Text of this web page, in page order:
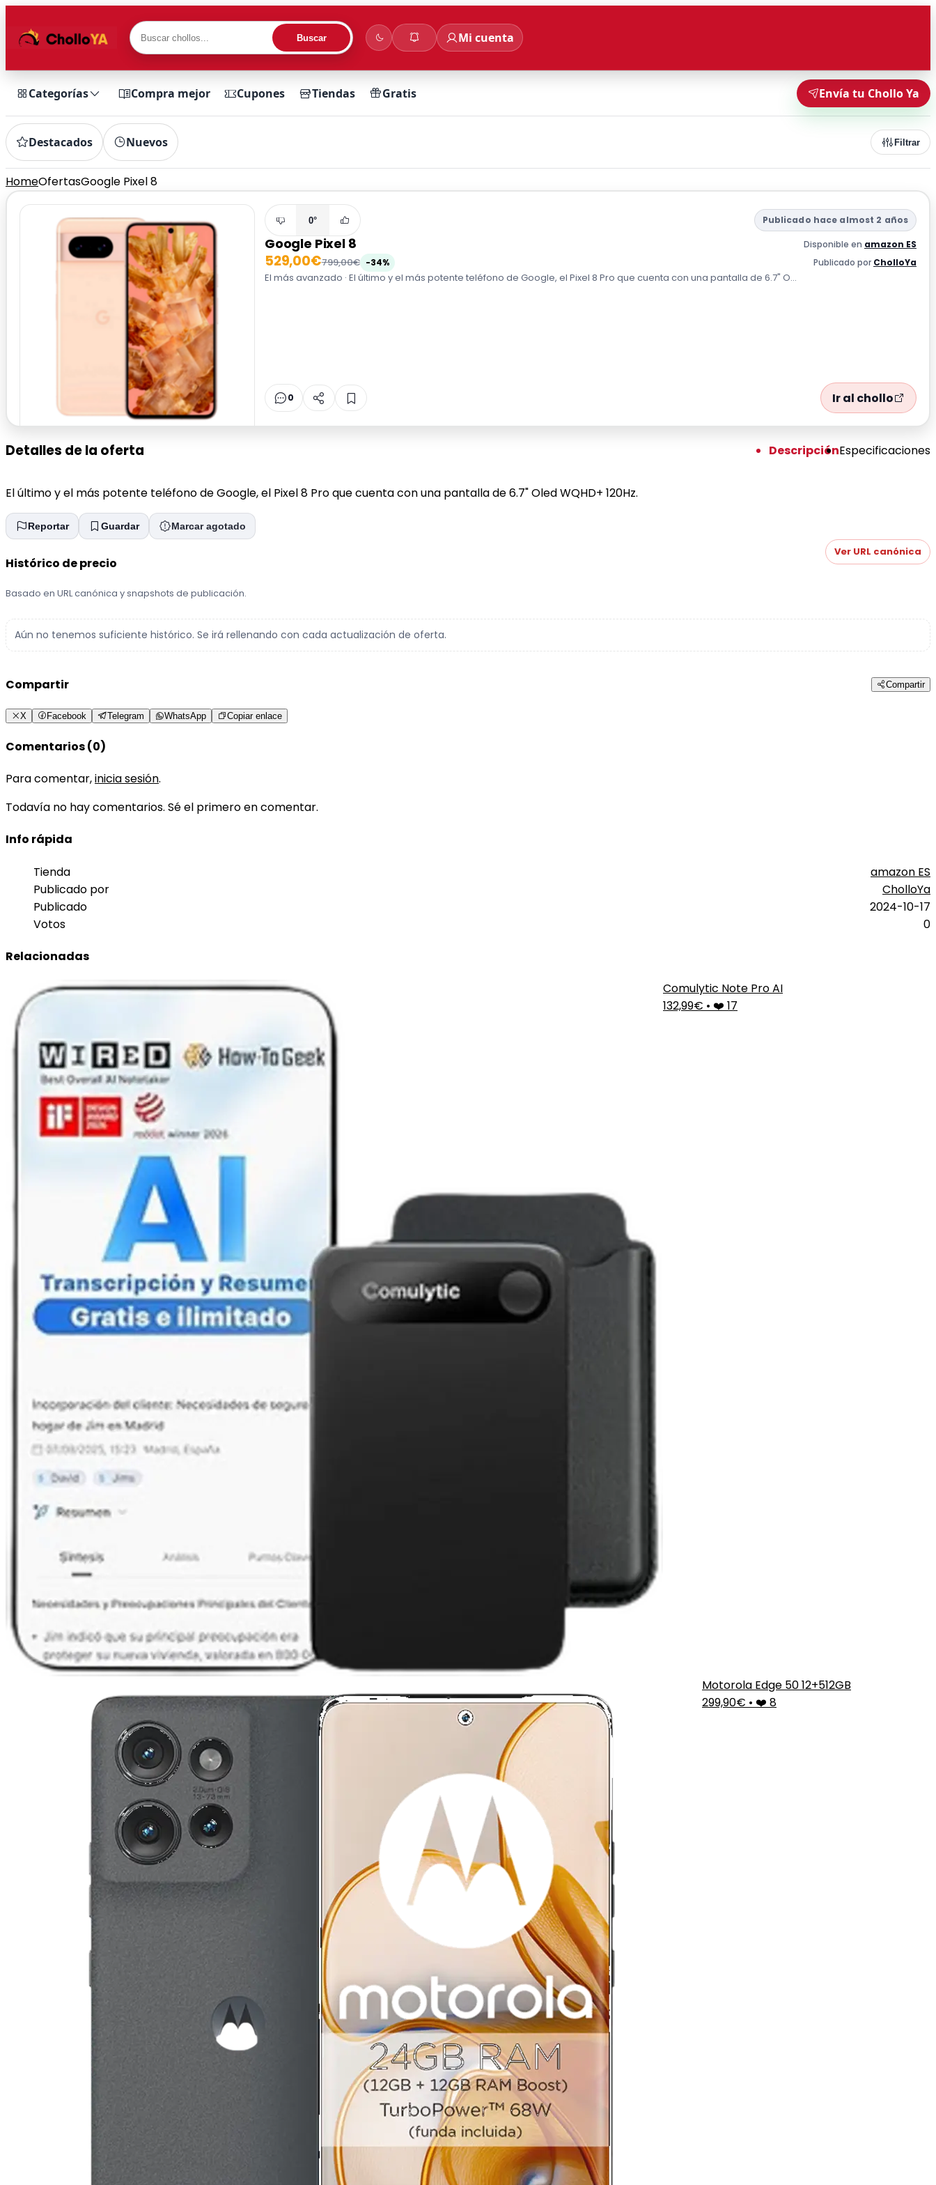
Buscar Mi cuenta
Categorías Compra mejor Cupones Tiendas Gratis Envía tu Chollo Ya
Destacados Nuevos Filtrar
HomeOfertasGoogle Pixel 8
0° Publicado hace almost 2 años
Google Pixel 8 Disponible en amazon ES
529,00€799,00€ -34% Publicado por CholloYa
El más avanzado · El último y el más potente teléfono de Google, el Pixel 8 Pro que cuenta con una pantalla de 6.7" O...
0 Ir al chollo
Detalles de la oferta DescripciónEspecificaciones
El último y el más potente teléfono de Google, el Pixel 8 Pro que cuenta con una pantalla de 6.7" Oled WQHD+ 120Hz.
Reportar Guardar Marcar agotado
Histórico de precio
Basado en URL canónica y snapshots de publicación.
Ver URL canónica
Aún no tenemos suficiente histórico. Se irá rellenando con cada actualización de oferta.
Compartir Compartir
X Facebook Telegram WhatsApp Copiar enlace
Comentarios (0)
Para comentar,inicia sesión.
Todavía no hay comentarios. Sé el primero en comentar.
Info rápida
Tienda
amazon ES
Publicado por
CholloYa
Publicado
2024-10-17
Votos
0
Relacionadas
Comulytic Note Pro AI
132,99€ • ❤️ 17
Motorola Edge 50 12+512GB
299,90€ • ❤️ 8